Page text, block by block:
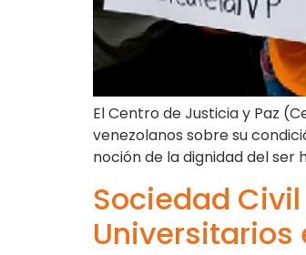
El Centro de Justicia y Paz
venezolanos sobre su
noción de la dignidad del ser
Sociedad
Universitarios